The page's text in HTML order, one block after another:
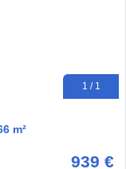
1 / 1
m²
939 €